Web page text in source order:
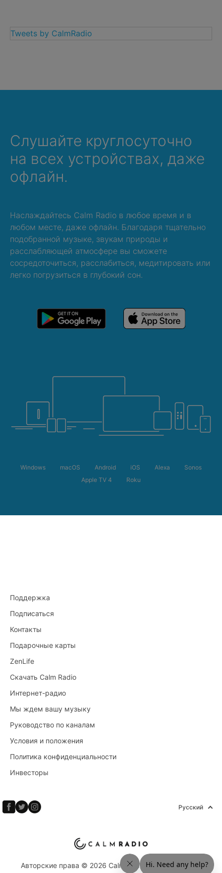
Tweets by CalmRadio
Слушайте круглосуточно
на всех устройствах, даже
офлайн.
Наслаждайтесь Calm Radio в любое время и в
любом месте, даже офлайн. Благодаря тщательно
подобранной музыке, звукам природы и
расслабляющей атмосфере вы сможете
сосредоточиться, расслабиться, медитировать или
легко погрузиться в глубокий сон.
Windows macOS Android iOS Alexa
Sonos
Apple TV 4
Roku
Поддержка
Подписаться
Контакты
Подарочные карты
ZenLife
Скачать Calm Radio
Интернет-радио
Мы ждем вашу музыку
Руководство по каналам
Условия и положения
Политика конфиденциальности
Инвесторы
Русский
Авторские права © 2026 Calm Radio Corp. Все права